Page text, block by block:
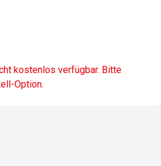
kostenlos verfügbar. Bitte
Option.